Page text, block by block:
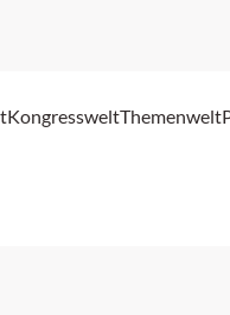
KongressweltThemenwelt